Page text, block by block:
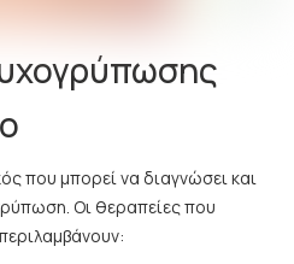
που μπορεί να διαγνώσει και
Οι θεραπείες που